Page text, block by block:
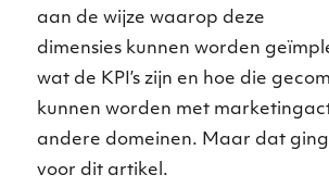
aan de wijze waarop deze
dimensies kunnen worden
wat de KPI’s zijn en hoe die
kunnen worden met
andere domeinen. Maar dat
voor dit artikel.